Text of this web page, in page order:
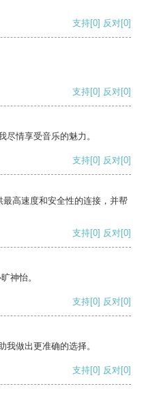
支持[0] 反对[0]
支持[0] 反对[0]
尽情享受音乐的魅力。
支持[0] 反对[0]
高速度和安全性的连接，并帮
支持[0] 反对[0]
神怡。
支持[0] 反对[0]
我做出更准确的选择。
支持[0] 反对[0]